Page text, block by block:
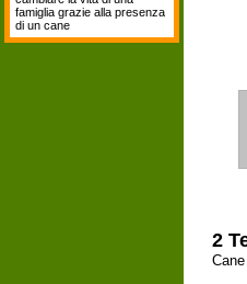
famiglia grazie alla presenza
di un cane
2